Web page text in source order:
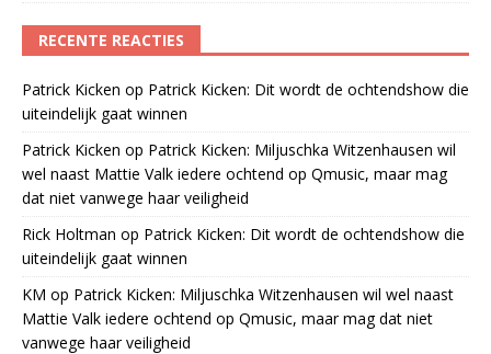
RECENTE REACTIES
Patrick Kicken op Patrick Kicken: Dit wordt de ochtendshow die
uiteindelijk gaat winnen
Patrick Kicken op Patrick Kicken: Miljuschka Witzenhausen wil
wel naast Mattie Valk iedere ochtend op Qmusic, maar mag
dat niet vanwege haar veiligheid
Rick Holtman op Patrick Kicken: Dit wordt de ochtendshow die
uiteindelijk gaat winnen
KM op Patrick Kicken: Miljuschka Witzenhausen wil wel naast
Mattie Valk iedere ochtend op Qmusic, maar mag dat niet
vanwege haar veiligheid